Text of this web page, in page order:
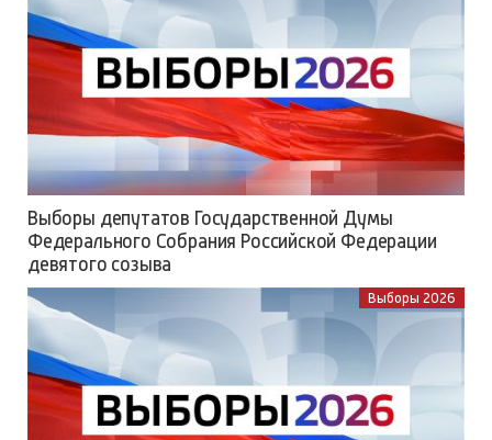
Выборы депутатов Государственной Думы
Федерального Собрания Российской Федерации
девятого созыва
Выборы 2026